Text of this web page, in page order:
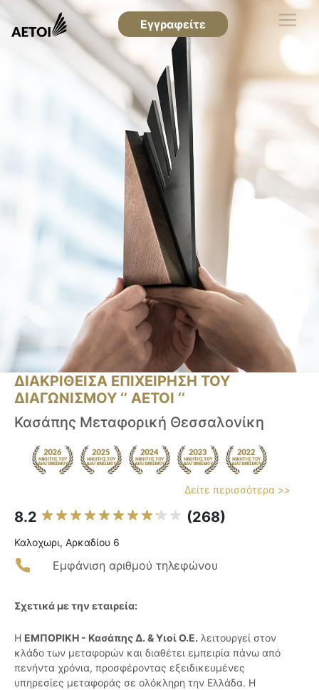
Εγγραφείτε
ΔΙΑΚΡΙΘΕΙΣΑ ΕΠΙΧΕΙΡΗΣΗ ΤΟΥ
ΔΙΑΓΩΝΙΣΜΟΥ ‘’ ΑΕΤΟΙ ‘’
Κασάπης Μεταφορική Θεσσαλονίκη
Δείτε περισσότερα >>
8.2 (268)
Καλοχωρι, Αρκαδίου 6
Εμφάνιση αριθμού τηλεφώνου
Σχετικά με την εταιρεία:
Η ΕΜΠΟΡΙΚΗ - Κασάπης Δ. & Υιοί Ο.Ε. λειτουργεί στον
κλάδο των μεταφορών και διαθέτει εμπειρία πάνω από
πενήντα χρόνια, προσφέροντας εξειδικευμένες
υπηρεσίες μεταφοράς σε ολόκληρη την Ελλάδα. Η